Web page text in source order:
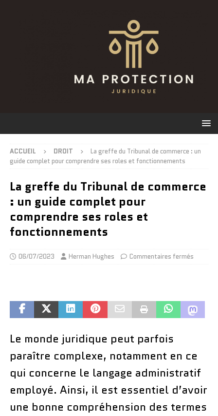
ACCUEIL DROIT
La greffe du Tribunal de commerce : un
guide complet pour comprendre ses roles et fonctionnements
La greffe du Tribunal de commerce
: un guide complet pour
comprendre ses roles et
fonctionnements
06/07/2023 Herman Hughes Commentaires fermés
Le monde juridique peut parfois
paraître complexe, notamment en ce
qui concerne le langage administratif
employé. Ainsi, il est essentiel d’avoir
une bonne compréhension des termes